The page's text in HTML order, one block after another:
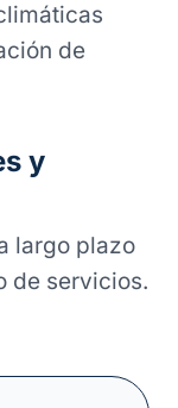
de
y
largo plazo
de servicios.